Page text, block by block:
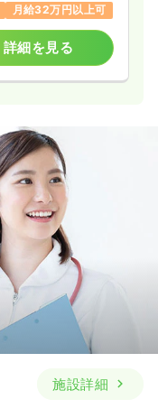
月給32万円以上可
詳細を見る
施設詳細